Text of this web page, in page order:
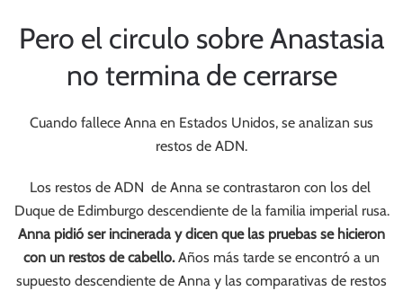
Pero el circulo sobre Anastasia
no termina de cerrarse
Cuando fallece Anna en Estados Unidos, se analizan sus
restos de ADN.
Los restos de ADN de Anna se contrastaron con los del
Duque de Edimburgo descendiente de la familia imperial rusa.
Anna pidió ser incinerada y dicen que las pruebas se hicieron
con un restos de cabello.Años más tarde se encontró a un
supuesto descendiente de Anna y las comparativas de restos